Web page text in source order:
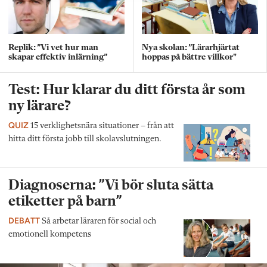
Replik: ”Vi vet hur man
skapar effektiv inlärning”
Nya skolan: ”Lärarhjärtat
hoppas på bättre villkor"
Test: Hur klarar du ditt första år som
ny lärare?
QUIZ 15 verklighetsnära situationer – från att
hitta ditt första jobb till skolavslutningen.
Diagnoserna: ”Vi bör sluta sätta
etiketter på barn”
DEBATT Så arbetar läraren för social och
emotionell kompetens